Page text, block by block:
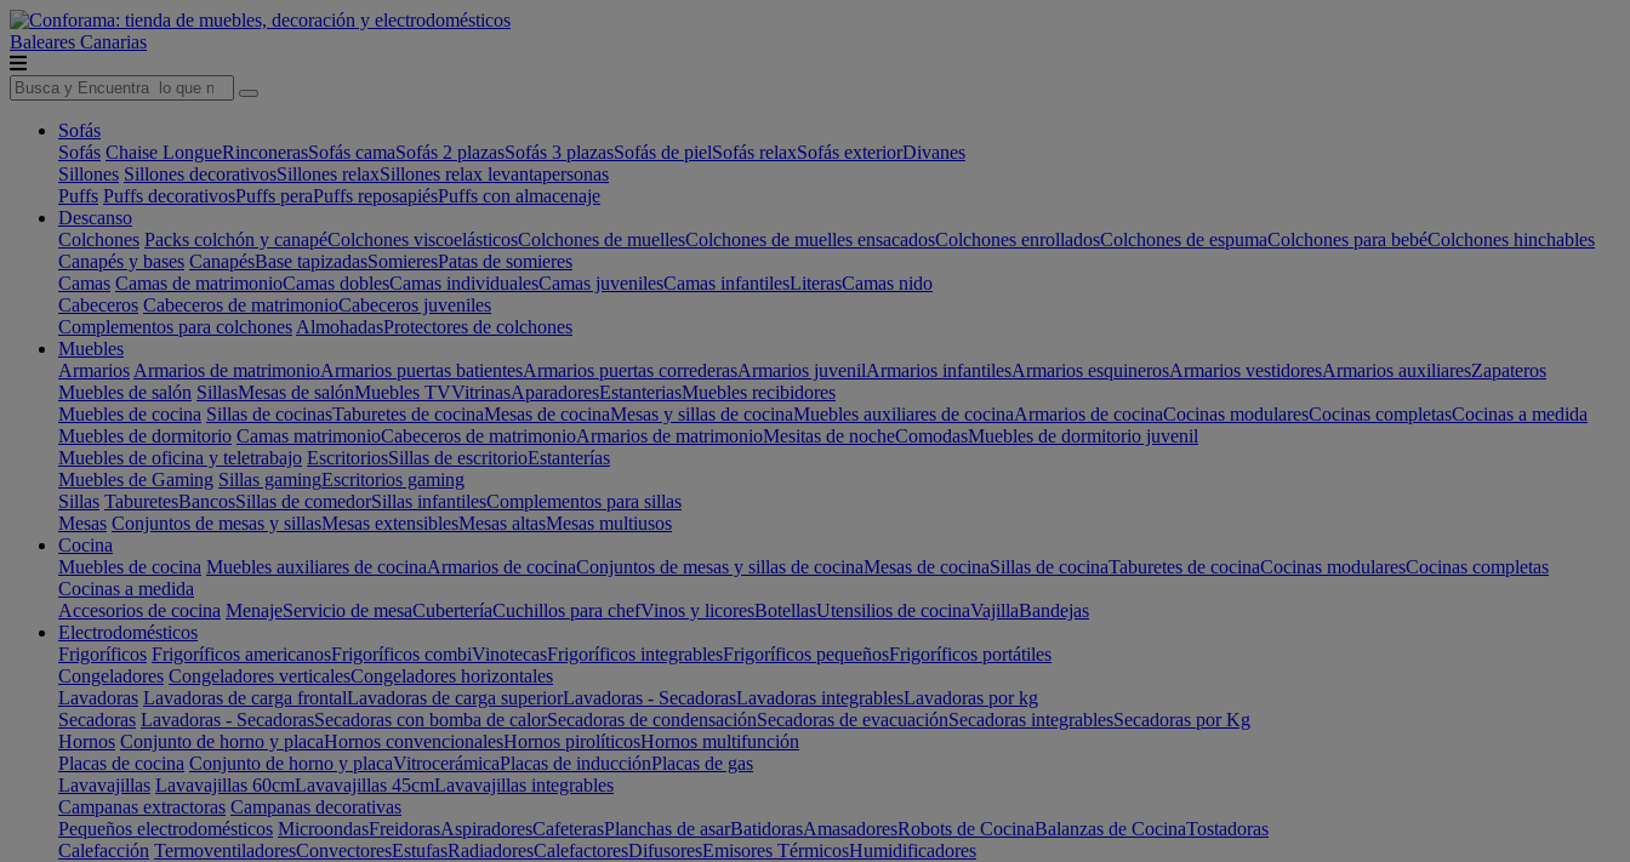
Baleares Canarias
Sofás
Sofás Chaise LongueRinconerasSofás camaSofás 2 plazasSofás 3 plazasSofás de pielSofás relaxSofás exteriorDivanes
Sillones Sillones decorativosSillones relaxSillones relax levantapersonas
Puffs Puffs decorativosPuffs peraPuffs reposapiésPuffs con almacenaje
Descanso
Colchones Packs colchón y canapéColchones viscoelásticosColchones de muellesColchones de muelles ensacadosColchones enrolladosColchones de espumaColchones para bebéColchones hinchables
Canapés y bases CanapésBase tapizadasSomieresPatas de somieres
Camas Camas de matrimonioCamas doblesCamas individualesCamas juvenilesCamas infantilesLiterasCamas nido
Cabeceros Cabeceros de matrimonioCabeceros juveniles
Complementos para colchones AlmohadasProtectores de colchones
Muebles
Armarios Armarios de matrimonioArmarios puertas batientesArmarios puertas correderasArmarios juvenilArmarios infantilesArmarios esquinerosArmarios vestidoresArmarios auxiliaresZapateros
Muebles de salón SillasMesas de salónMuebles TVVitrinasAparadoresEstanteriasMuebles recibidores
Muebles de cocina Sillas de cocinasTaburetes de cocinaMesas de cocinaMesas y sillas de cocinaMuebles auxiliares de cocinaArmarios de cocinaCocinas modularesCocinas completasCocinas a medida
Muebles de dormitorio Camas matrimonioCabeceros de matrimonioArmarios de matrimonioMesitas de nocheComodasMuebles de dormitorio juvenil
Muebles de oficina y teletrabajo EscritoriosSillas de escritorioEstanterías
Muebles de Gaming Sillas gamingEscritorios gaming
Sillas TaburetesBancosSillas de comedorSillas infantilesComplementos para sillas
Mesas Conjuntos de mesas y sillasMesas extensiblesMesas altasMesas multiusos
Cocina
Muebles de cocina Muebles auxiliares de cocinaArmarios de cocinaConjuntos de mesas y sillas de cocinaMesas de cocinaSillas de cocinaTaburetes de cocinaCocinas modularesCocinas completas
Cocinas a medida
Accesorios de cocina MenajeServicio de mesaCuberteríaCuchillos para chefVinos y licoresBotellasUtensilios de cocinaVajillaBandejas
Electrodomésticos
Frigoríficos Frigoríficos americanosFrigoríficos combiVinotecasFrigoríficos integrablesFrigoríficos pequeñosFrigoríficos portátiles
Congeladores Congeladores verticalesCongeladores horizontales
Lavadoras Lavadoras de carga frontalLavadoras de carga superiorLavadoras - SecadorasLavadoras integrablesLavadoras por kg
Secadoras Lavadoras - SecadorasSecadoras con bomba de calorSecadoras de condensaciónSecadoras de evacuaciónSecadoras integrablesSecadoras por Kg
Hornos Conjunto de horno y placaHornos convencionalesHornos pirolíticosHornos multifunción
Placas de cocina Conjunto de horno y placaVitrocerámicaPlacas de inducciónPlacas de gas
Lavavajillas Lavavajillas 60cmLavavajillas 45cmLavavajillas integrables
Campanas extractoras Campanas decorativas
Pequeños electrodomésticos MicroondasFreidorasAspiradoresCafeterasPlanchas de asarBatidorasAmasadoresRobots de CocinaBalanzas de CocinaTostadoras
Calefacción TermoventiladoresConvectoresEstufasRadiadoresCalefactoresDifusoresEmisores TérmicosHumidificadores